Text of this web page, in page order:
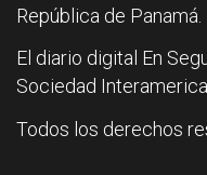
República de Panamá.
El diario digital En
Sociedad
Todos los derechos